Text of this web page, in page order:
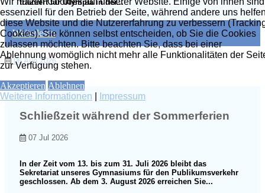
06 Aug 2026
trainiert für Olympia in der...
Weiterlesen
Schließzeit während der Sommerferien
07 Jul 2026
In der Zeit vom 13. bis zum 31. Juli 2026 bleibt das
Sekretariat unseres Gymnasiums für den Publikumsverkehr
geschlossen. Ab dem 3. August 2026 erreichen Sie...
essenziell für den Betrieb der Seite, während andere uns
diese Website und die Nutzererfahrung zu verbessern
Cookies). Sie können selbst entscheiden, ob Sie die Cookies
zulassen möchten. Bitte beachten Sie, dass bei einer
Ablehnung womöglich nicht mehr alle Funktionalitäten der
zur Verfügung stehen.
Akzeptieren Ablehnen
Weitere Informationen
Impressum